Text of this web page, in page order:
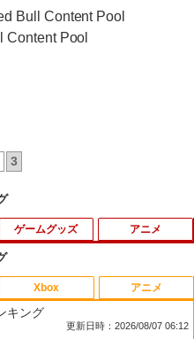
Bull Content Pool
Pool
3
ーン レイダース
【新品】【PS5】MotoGP
］[在庫品]
ゲームグッズ アニメ
ニーミュージックマーケティ
りスケッチ× 1 完全生産限定
レックス [Blu-ray]【メール便
キング
更新日時：2026/08/07 06:12
Xbox アニメ